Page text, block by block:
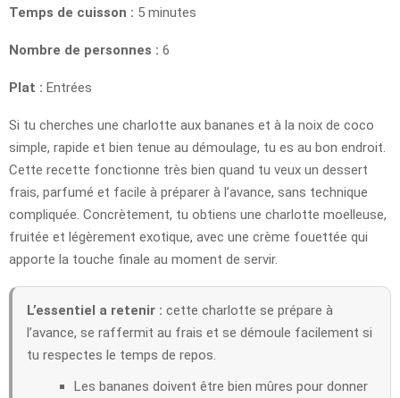
Temps de cuisson : 5 minutes
Nombre de personnes : 6
Plat : Entrées
Si tu cherches une charlotte aux bananes et à la noix de coco
simple, rapide et bien tenue au démoulage, tu es au bon endroit.
Cette recette fonctionne très bien quand tu veux un dessert
frais, parfumé et facile à préparer à l’avance, sans technique
compliquée. Concrètement, tu obtiens une charlotte moelleuse,
fruitée et légèrement exotique, avec une crème fouettée qui
apporte la touche finale au moment de servir.
L’essentiel a retenir : cette charlotte se prépare à
l’avance, se raffermit au frais et se démoule facilement si
tu respectes le temps de repos.
Les bananes doivent être bien mûres pour donner